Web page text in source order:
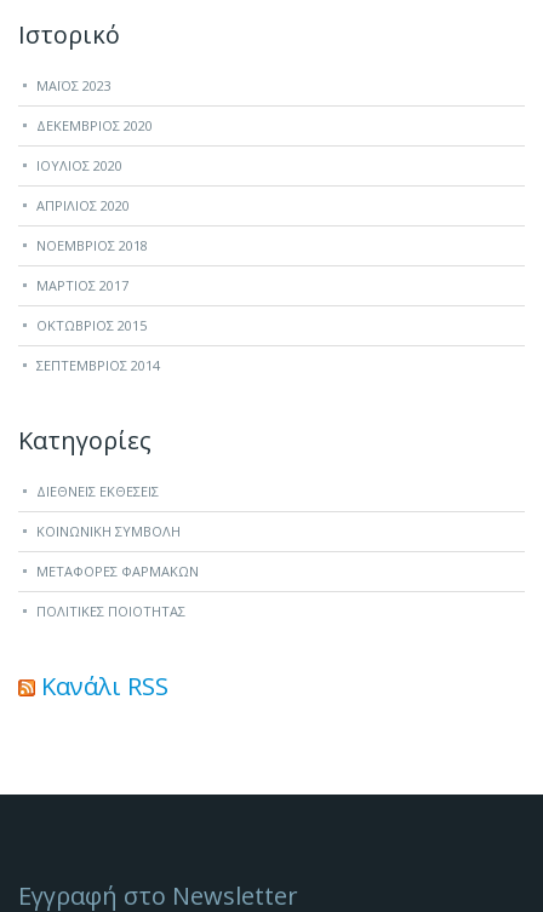
Ιστορικό
ΜΆΙΟΣ 2023
ΔΕΚΈΜΒΡΙΟΣ 2020
ΙΟΎΛΙΟΣ 2020
ΑΠΡΊΛΙΟΣ 2020
ΝΟΈΜΒΡΙΟΣ 2018
ΜΆΡΤΙΟΣ 2017
ΟΚΤΏΒΡΙΟΣ 2015
ΣΕΠΤΈΜΒΡΙΟΣ 2014
Kατηγορίες
ΔΙΕΘΝΕΙΣ ΕΚΘΕΣΕΙΣ
ΚΟΙΝΩΝΙΚΗ ΣΥΜΒΟΛΗ
ΜΕΤΑΦΟΡΕΣ ΦΑΡΜΑΚΩΝ
ΠΟΛΙΤΙΚΕΣ ΠΟΙΟΤΗΤΑΣ
Κανάλι RSS
Εγγραφή στο Newsletter